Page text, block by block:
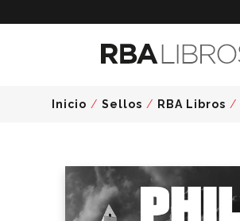
Inicio / Sellos / RBA Libros /